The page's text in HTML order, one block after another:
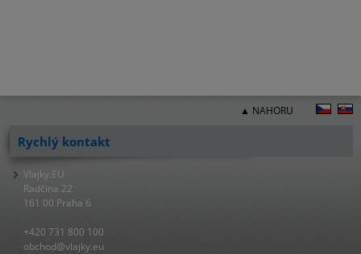
▲ NAHORU
Rychlý kontakt
Vlajky.EU
Radčina 22
161 00 Praha 6
+420 731 800 100
obchod@vlajky.eu